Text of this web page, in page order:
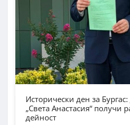
Исторически ден за
„Света Анастасия“ получи
дейност